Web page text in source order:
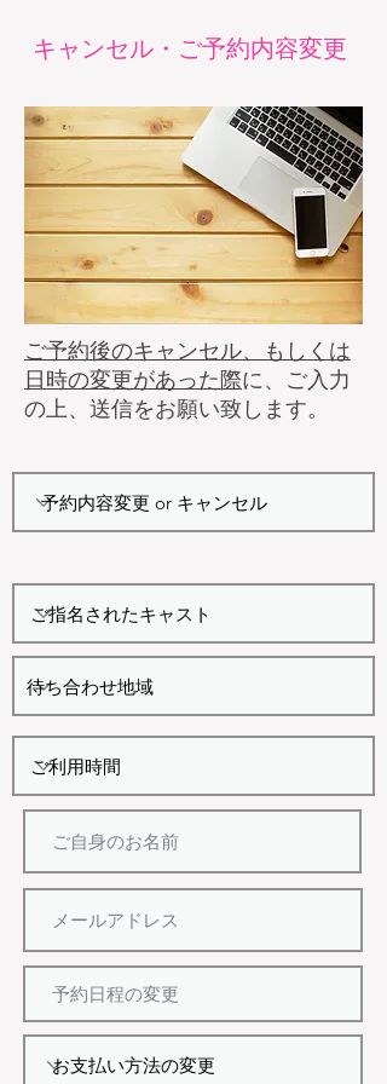
キャンセル・ご予約内容変更
ご予約後のキャンセル、もしくは
日時の変更があった際に、ご入力
の上、送信をお願い致します。